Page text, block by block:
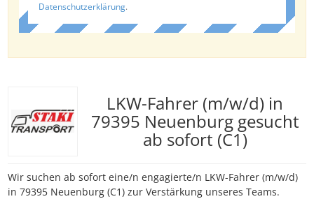
Datenschutzerklärung.
LKW-Fahrer (m/w/d) in
79395 Neuenburg gesucht
ab sofort (C1)
Wir suchen ab sofort eine/n engagierte/n LKW-Fahrer (m/w/d)
in 79395 Neuenburg (C1) zur Verstärkung unseres Teams.